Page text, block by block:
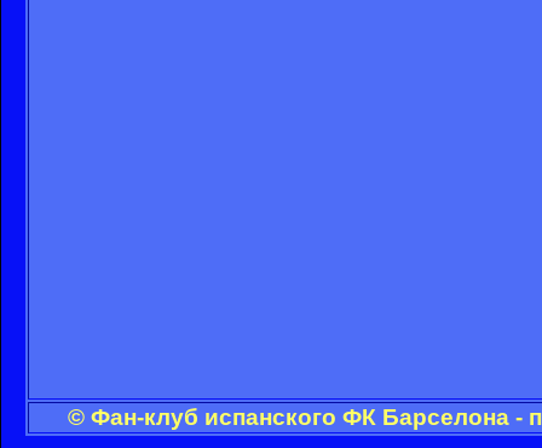
© Фан-клуб испанского ФК Барселона -